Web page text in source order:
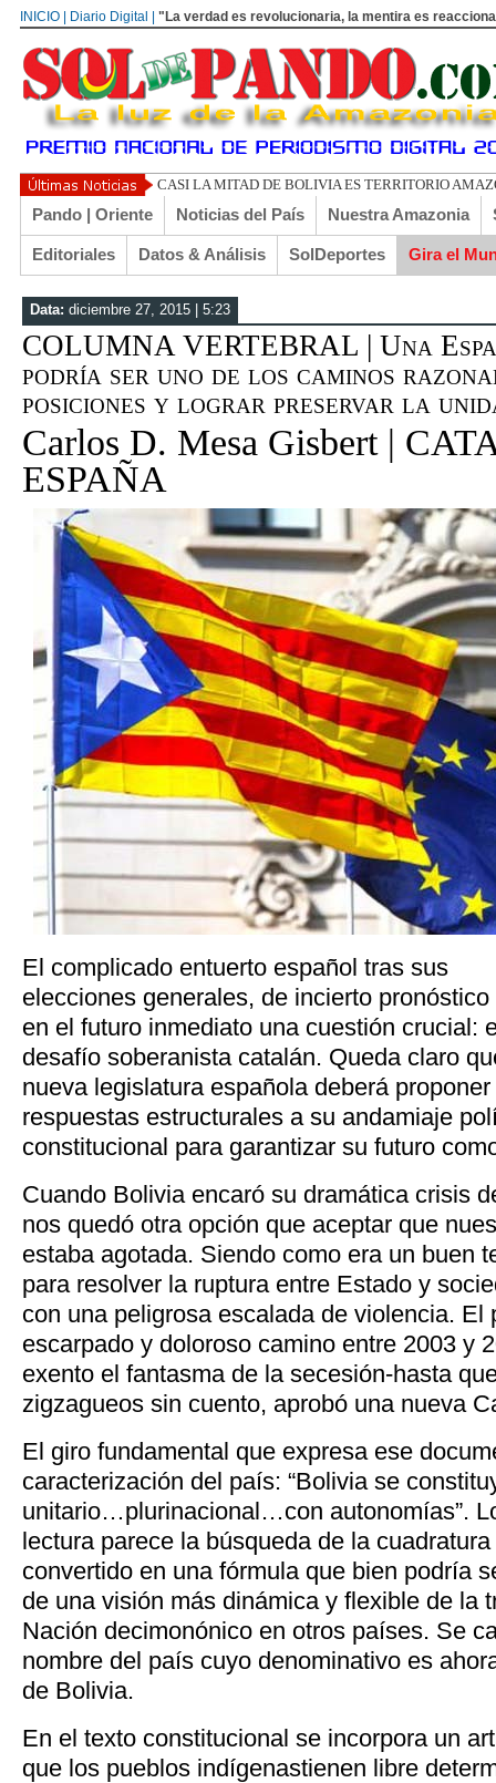
INICIO | Diario Digital | "La verdad es revolucionaria, la mentira es
UN LIBERTARI
Pando | Oriente Noticias del País Nuestra Amazonia
Editoriales Datos & Análisis SolDeportes Gira el
Data: diciembre 27, 2015 | 5:23
COLUMNA VERTEBRAL | Una
podría ser uno de los caminos
posiciones y lograr preservar la
Carlos D. Mesa Gisbert |
ESPAÑA
El complicado entuerto español tras sus
elecciones generales, de incierto pronóstico
en el futuro inmediato una cuestión crucial:
desafío soberanista catalán. Queda claro
nueva legislatura española deberá proponer
respuestas estructurales a su andamiaje
constitucional para garantizar su futuro
Cuando Bolivia encaró su dramática crisis
nos quedó otra opción que aceptar que
estaba agotada. Siendo como era un buen
para resolver la ruptura entre Estado y
con una peligrosa escalada de violencia. El
escarpado y doloroso camino entre 2003 y
exento el fantasma de la secesión-hasta
zigzagueos sin cuento, aprobó una nueva
El giro fundamental que expresa ese
caracterización del país: “Bolivia se
unitario…plurinacional…con autonomías”.
lectura parece la búsqueda de la
convertido en una fórmula que bien podría
de una visión más dinámica y flexible de la
Nación decimonónico en otros países. Se
nombre del país cuyo denominativo es
de Bolivia.
En el texto constitucional se incorpora un
que los pueblos indígenastienen libre